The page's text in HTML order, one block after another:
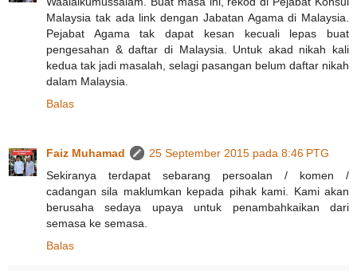
Malaysia tak ada link dengan Jabatan Agama di Malaysia.
Pejabat Agama tak dapat kesan kecuali lepas buat
pengesahan & daftar di Malaysia. Untuk akad nikah kali
kedua tak jadi masalah, selagi pasangan belum daftar nikah
dalam Malaysia.
Balas
Faiz Muhamad
25 September 2015 pada 8:46 PTG
Sekiranya terdapat sebarang persoalan / komen /
cadangan sila maklumkan kepada pihak kami. Kami akan
berusaha sedaya upaya untuk penambahkaikan dari
semasa ke semasa.
Balas